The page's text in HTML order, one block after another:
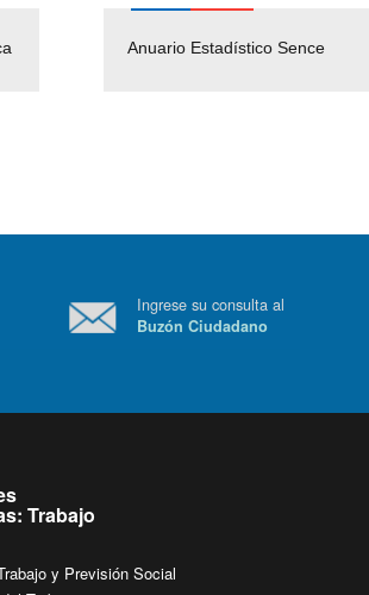
Anuario Estadístico Sence
Públicos
Solicitud Audiencias y
Ingrese su consulta al
Buzón Ciudadano
Trabajo
y Previsión Social